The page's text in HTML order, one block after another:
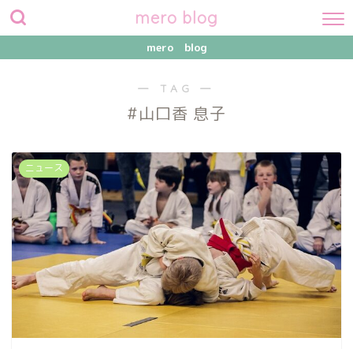
mero blog
mero blog
― TAG ―
#山口香 息子
ニュース